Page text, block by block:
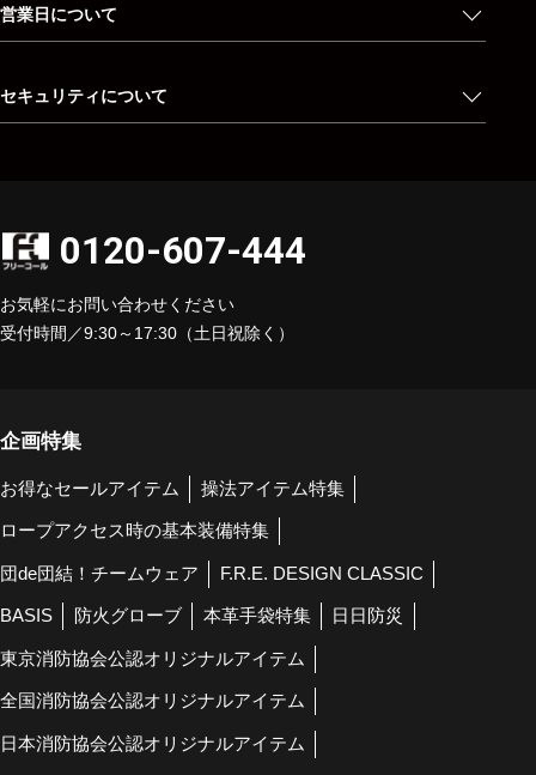
営業日について
セキュリティについて
0120-607-444
お気軽にお問い合わせください
受付時間／9:30～17:30（土日祝除く）
企画特集
お得なセールアイテム 操法アイテム特集
ロープアクセス時の基本装備特集
団de団結！チームウェア F.R.E. DESIGN CLASSIC
BASIS 防火グローブ 本革手袋特集 日日防災
東京消防協会公認オリジナルアイテム
全国消防協会公認オリジナルアイテム
日本消防協会公認オリジナルアイテム